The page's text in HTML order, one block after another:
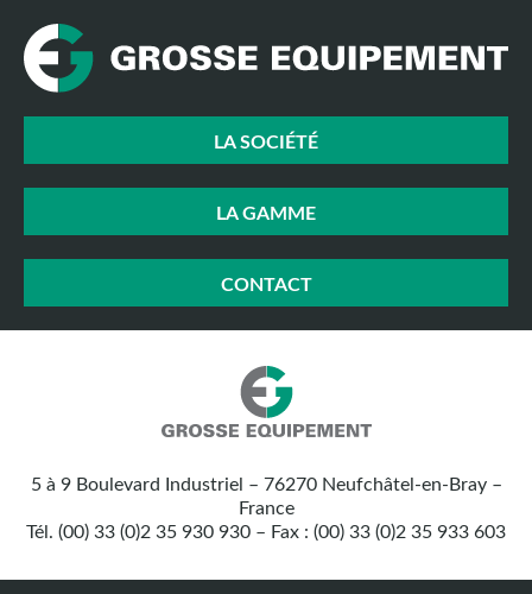
LA SOCIÉTÉ
LA GAMME
CONTACT
coordonnées
:
Equipement
5 à 9 Boulevard Industriel – 76270 Neufchâtel-en-Bray –
France
Tél. (00) 33 (0)2 35 930 930 – Fax : (00) 33 (0)2 35 933 603